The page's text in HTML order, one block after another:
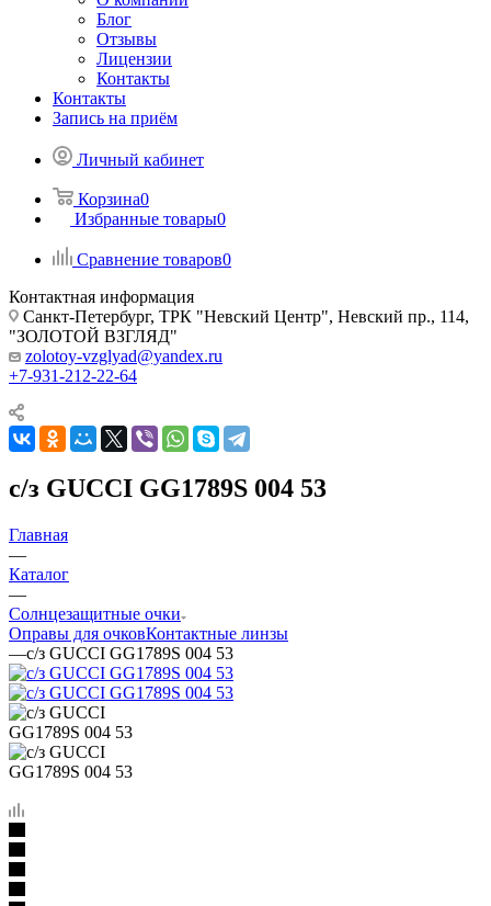
Блог
Отзывы
Лицензии
Контакты
Контакты
Запись на приём
Личный кабинет
Корзина0
Избранные товары0
Сравнение товаров0
Контактная информация
Санкт-Петербург, ТРК "Невский Центр", Невский пр., 114,
"ЗОЛОТОЙ ВЗГЛЯД"
zolotoy-vzglyad@yandex.ru
+7-931-212-22-64
с/з GUCCI GG1789S 004 53
Главная
—
Каталог
—
Солнцезащитные очки
Оправы для очковКонтактные линзы
—с/з GUCCI GG1789S 004 53